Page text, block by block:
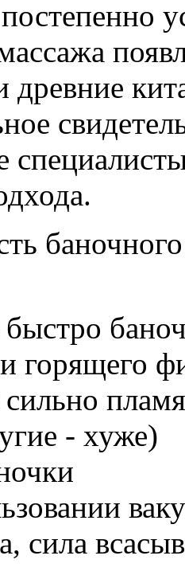
древние
быстро
горящего
сильно
- хуже)
сила